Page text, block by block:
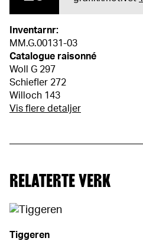
Inventarnr:
MM.G.00131-03
Catalogue raisonné
Woll G 297
Schiefler 272
Willoch 143
Vis flere detaljer
RELATERTE VERK
Tiggeren